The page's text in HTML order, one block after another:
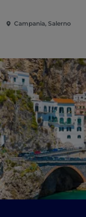
Campania, Salerno